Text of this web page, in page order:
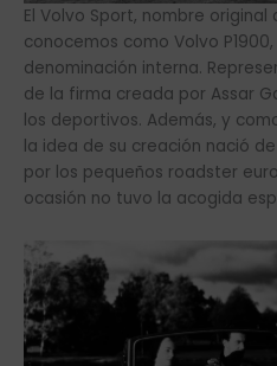
El Volvo Sport, nombre
conocemos como Volvo
denominación interna.
de la firma creada por Assar
los deportivos. Además, y
la idea de su creación nació
por los pequeños roadster
ocasión no tuvo la acogida